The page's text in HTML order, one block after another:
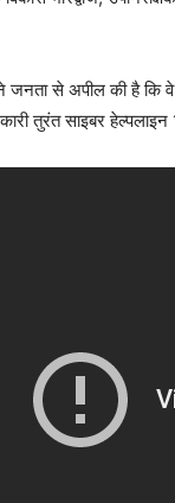
जनता से अपील की है कि
तुरंत साइबर